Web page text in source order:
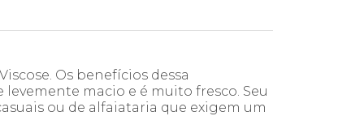
Os benefícios dessa
macio e é muito fresco. Seu
ou de alfaiataria que exigem um